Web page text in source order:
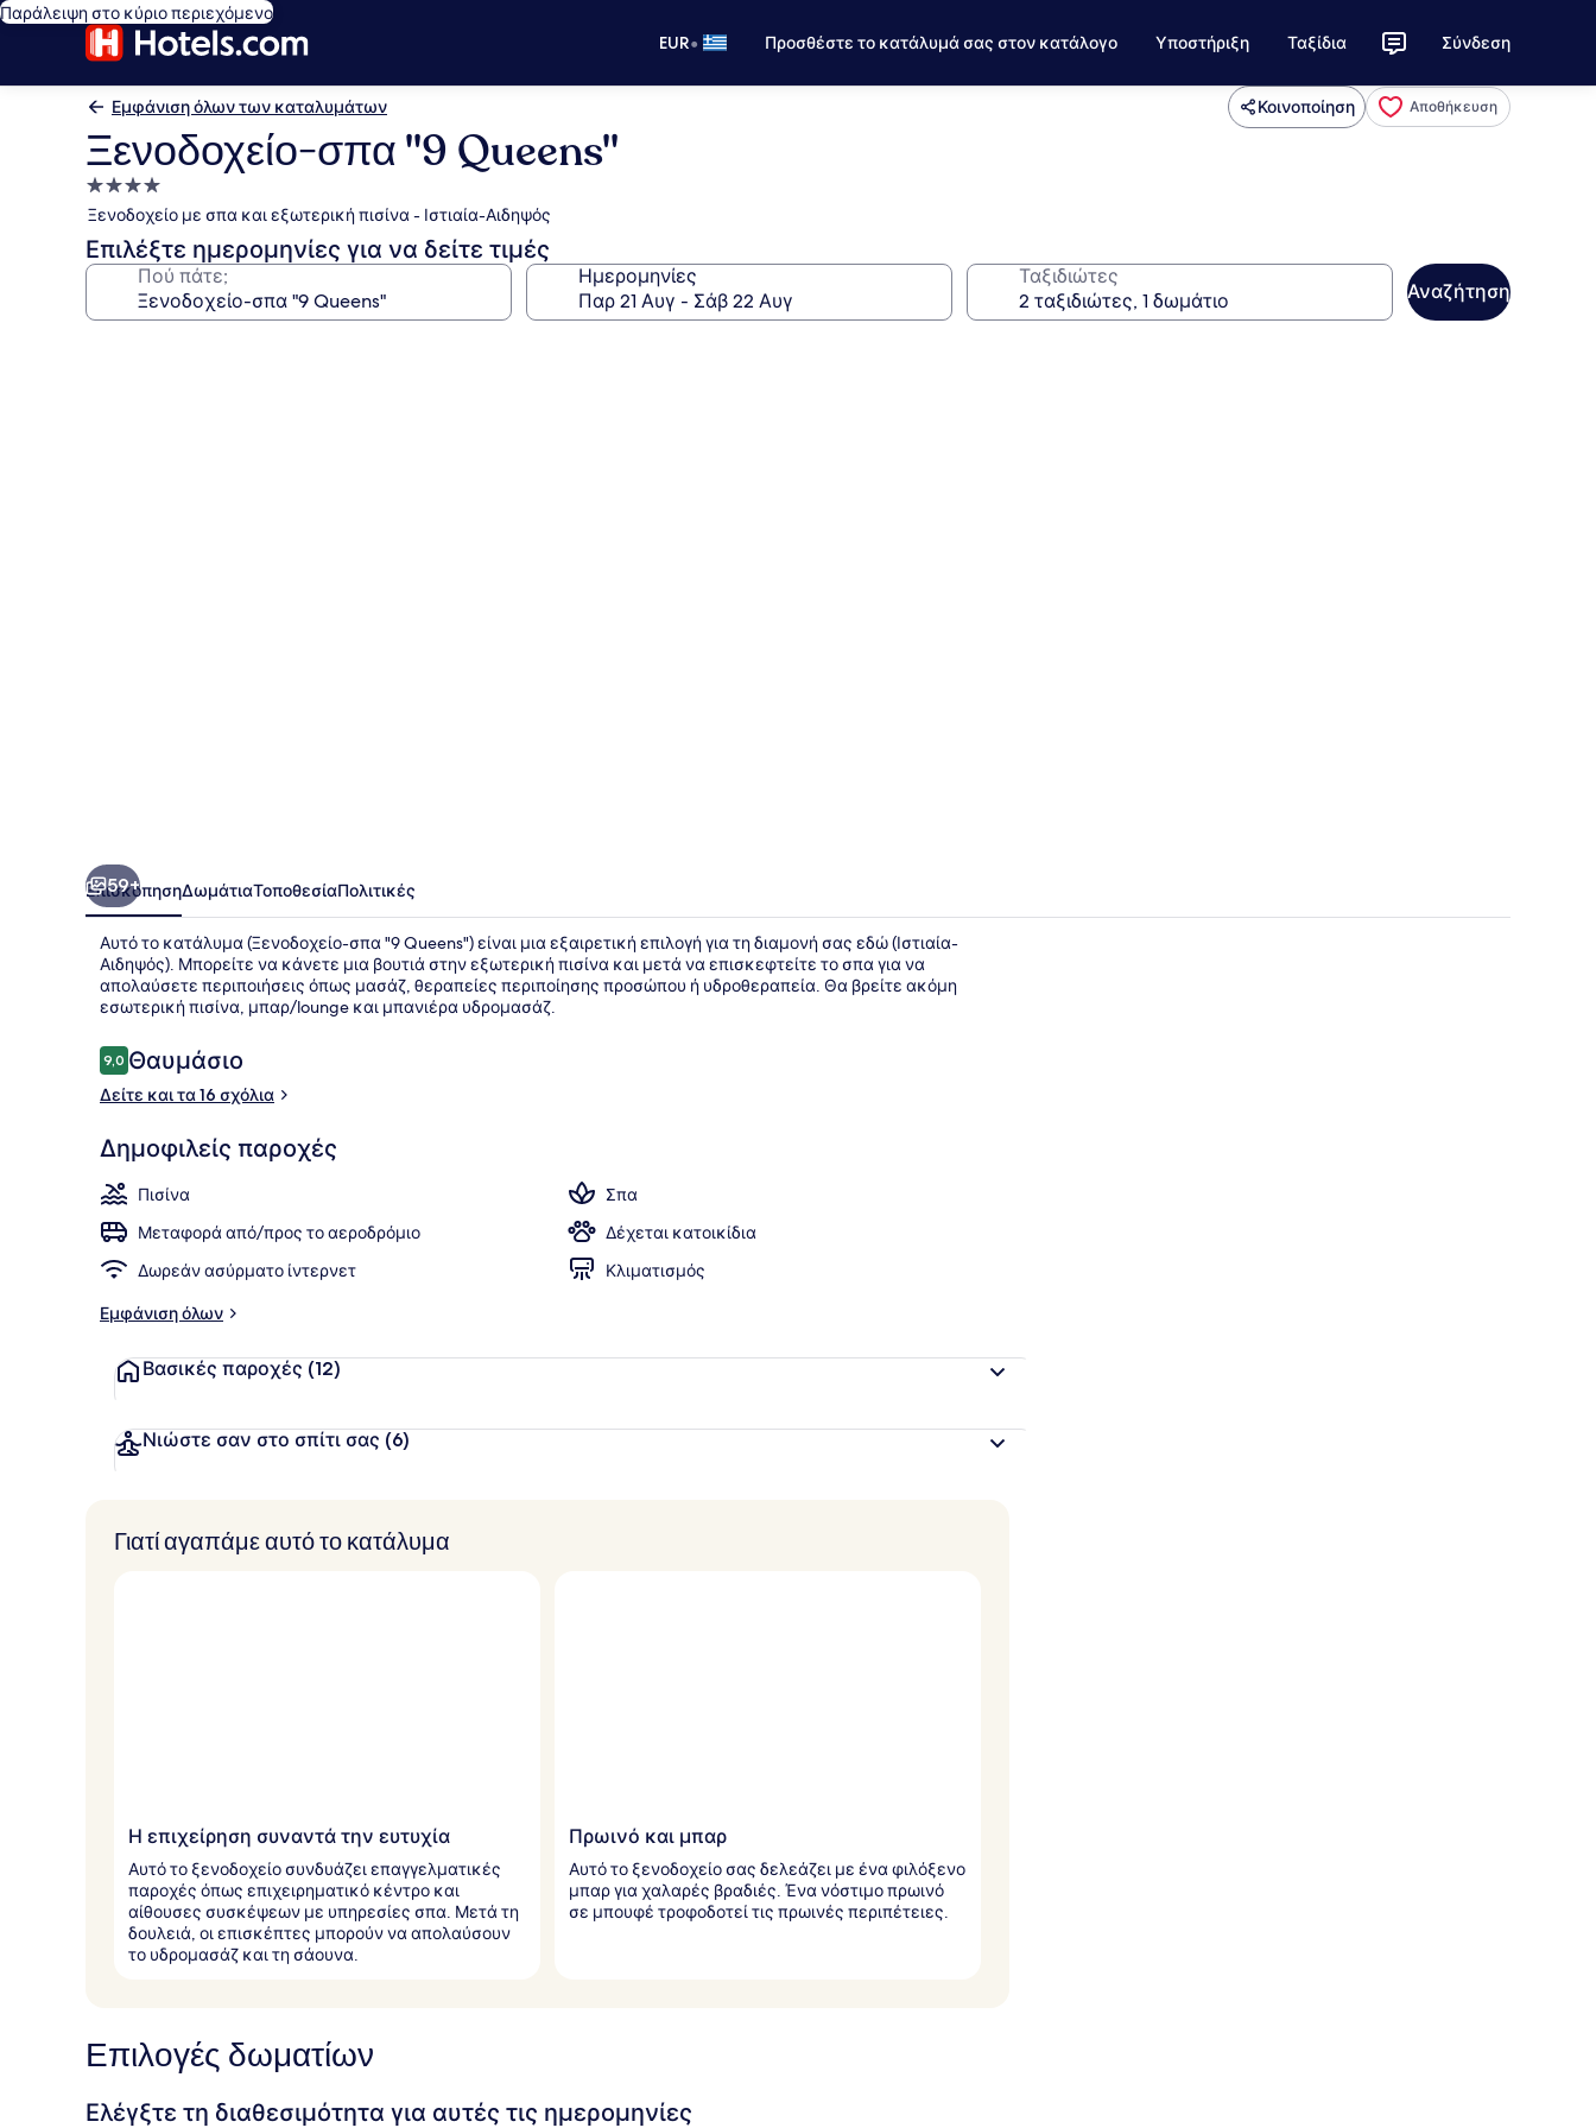
Παράλειψη στο κύριο περιεχόμενο
EUR• Προσθέστε το κατάλυμά σας στον κατάλογο Υποστήριξη Ταξίδια Σύνδεση
Εμφάνιση όλων των καταλυμάτων Κοινοποίηση Αποθήκευση
Ξενοδοχείο-σπα "9 Queens"
Κατάλυμα
με
4.0
αστέρια
Ξενοδοχείο με σπα και εξωτερική πισίνα - Ιστιαία-Αιδηψός
Επιλέξτε ημερομηνίες για να δείτε τιμές
Πού πάτε; Ημερομηνίες Ταξιδιώτες
Αναζήτηση
59+
ΕπισκόπησηΔωμάτιαΤοποθεσίαΠολιτικές
Αυτό το κατάλυμα (Ξενοδοχείο-σπα "9 Queens") είναι μια εξαιρετική επιλογή για τη διαμονή σας εδώ (Ιστιαία-
Αιδηψός). Μπορείτε να κάνετε μια βουτιά στην εξωτερική πισίνα και μετά να επισκεφτείτε το σπα για να
απολαύσετε περιποιήσεις όπως μασάζ, θεραπείες περιποίησης προσώπου ή υδροθεραπεία. Θα βρείτε ακόμη
εσωτερική πισίνα, μπαρ/lounge και μπανιέρα υδρομασάζ.
Σχόλια
9,09,0 στα 10
Θαυμάσιο
Δείτε και τα 16 σχόλια
Δημοφιλείς παροχές
Πισίνα
Σπα
Μεταφορά από/προς το αεροδρόμιο
Δέχεται κατοικίδια
Δωρεάν ασύρματο ίντερνετ
Κλιματισμός
Εμφάνιση όλων
Βασικές παροχές (12)
Νιώστε σαν στο σπίτι σας (6)
Γιατί αγαπάμε αυτό το κατάλυμα
Η επιχείρηση συναντά την ευτυχία
Αυτό το ξενοδοχείο συνδυάζει επαγγελματικές
παροχές όπως επιχειρηματικό κέντρο και
αίθουσες συσκέψεων με υπηρεσίες σπα. Μετά τη
δουλειά, οι επισκέπτες μπορούν να απολαύσουν
το υδρομασάζ και τη σάουνα.
Πρωινό και μπαρ
Αυτό το ξενοδοχείο σας δελεάζει με ένα φιλόξενο
μπαρ για χαλαρές βραδιές. Ένα νόστιμο πρωινό
σε μπουφέ τροφοδοτεί τις πρωινές περιπέτειες.
Επιλογές δωματίων
Ελέγξτε τη διαθεσιμότητα για αυτές τις ημερομηνίες